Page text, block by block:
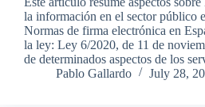
la información en el sector público
Normas de firma electrónica en
la ley: Ley 6/2020, de 11 de
de determinados aspectos de los
Pablo Gallardo
July 28,